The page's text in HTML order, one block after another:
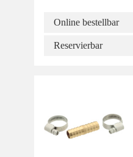
Online bestellbar
Reservierbar